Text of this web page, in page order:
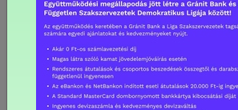
Kiderült, ki vezeti mostantól a LIGA
Javaslat az országos munkaügyi
fórumának létrehozására